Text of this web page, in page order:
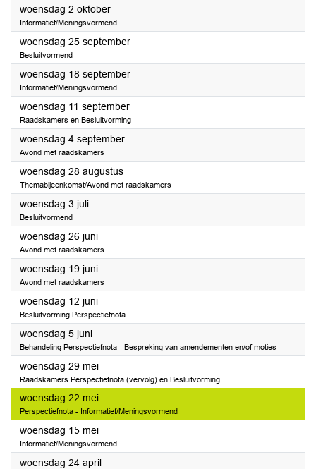
woensdag 2 oktober2024
Informatief/Meningsvormend
woensdag 25 september2024
Besluitvormend
woensdag 18 september2024
Informatief/Meningsvormend
woensdag 11 september2024
Raadskamers en Besluitvorming
woensdag 4 september2024
Avond met raadskamers
woensdag 28 augustus2024
Themabijeenkomst/Avond met raadskamers
woensdag 3 juli2024
Besluitvormend
woensdag 26 juni2024
Avond met raadskamers
woensdag 19 juni2024
Avond met raadskamers
woensdag 12 juni2024
Besluitvorming Perspectiefnota
woensdag 5 juni2024
Behandeling Perspectiefnota - Bespreking van amendementen en/of moties
woensdag 29 mei2024
Raadskamers Perspectiefnota (vervolg) en Besluitvorming
woensdag 22 mei2024
Perspectiefnota - Informatief/Meningsvormend
woensdag 15 mei2024
Informatief/Meningsvormend
woensdag 24 april2024